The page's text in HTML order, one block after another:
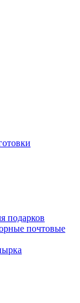
подарков
почтовые